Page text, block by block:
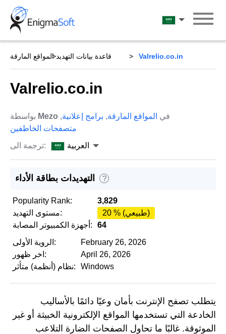
Skip
content
العربية
قاعدة بيانات التهديد المواقع المارقة Valrelio.co.in
Valrelio.co.in
Mezo في المواقع المارقة, برامج إعلانية,
متصفحات الخاطفين
ترجمة الى:
العربية
التهديدات بطاقة الأداء ?
Popularity Rank:
3,829
مستوى التهديد:
20 % (طبيعي)
أجهزة الكمبيوتر المصابة:
64
الروية الأولى:
February 26, 2026
اخر ظهور:
April 26, 2026
نظام (أنظمة) متأثر:
Windows
يتطلب تصفح الإنترنت بأمان وعيًا دائمًا بالأساليب
الخادعة التي تستخدمها المواقع الإلكترونية الخبيثة أو غير
الموثوقة. غالبًا ما تحاول الصفحات الضارة التلاعب